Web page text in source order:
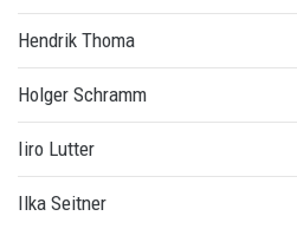
Hendrik Thoma
Holger Schramm
Iiro Lutter
Ilka Seitner